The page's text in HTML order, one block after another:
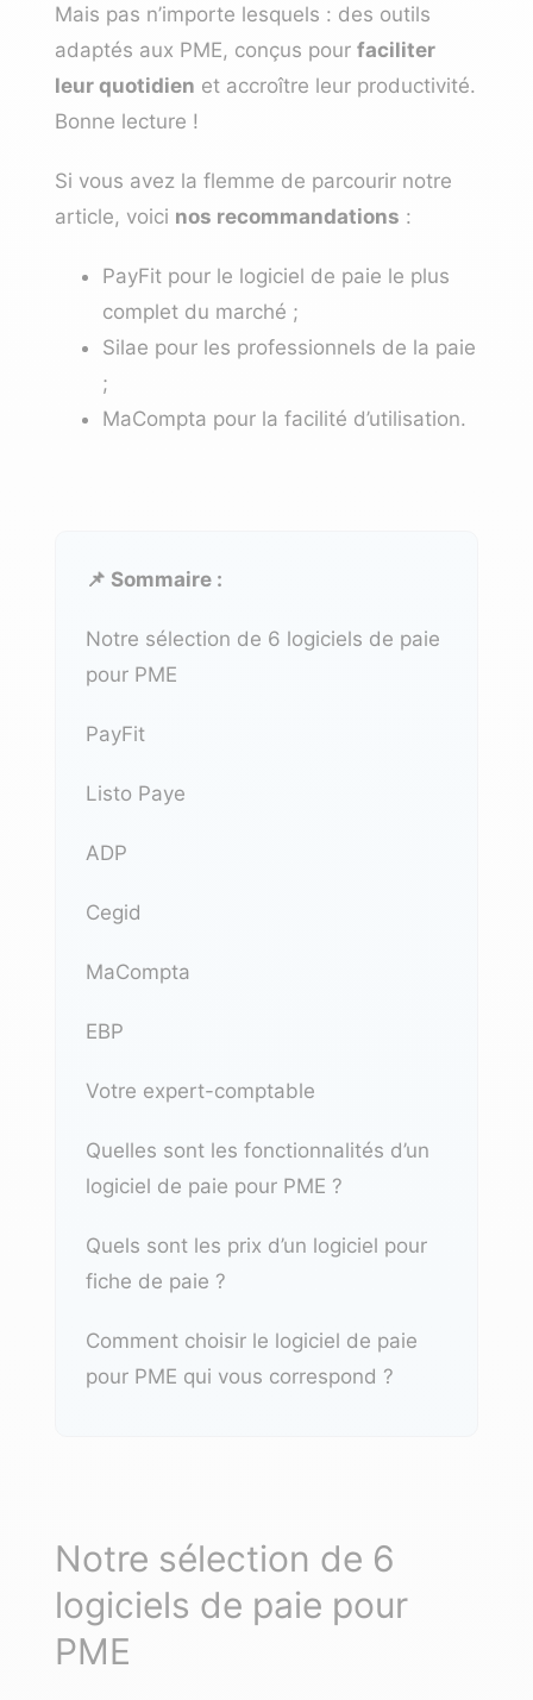
Mais pas n’importe lesquels : des outils
adaptés aux PME, conçus pour faciliter
leur quotidien et accroître leur productivité.
Bonne lecture !
Si vous avez la flemme de parcourir notre
article, voici nos recommandations :
PayFit pour le logiciel de paie le plus
complet du marché ;
Silae pour les professionnels de la paie
;
MaCompta pour la facilité d’utilisation.
📌 Sommaire :
Notre sélection de 6 logiciels de paie
pour PME
PayFit
Listo Paye
ADP
Cegid
MaCompta
EBP
Votre expert-comptable
Quelles sont les fonctionnalités d’un
logiciel de paie pour PME ?
Quels sont les prix d’un logiciel pour
fiche de paie ?
Comment choisir le logiciel de paie
pour PME qui vous correspond ?
Notre sélection de 6
logiciels de paie pour
PME